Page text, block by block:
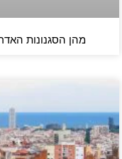
מהן הסגנונות